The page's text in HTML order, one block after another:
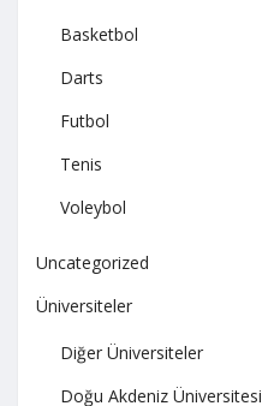
Basketbol
Darts
Futbol
Tenis
Voleybol
Uncategorized
Üniversiteler
Diğer Üniversiteler
Doğu Akdeniz Üniversitesi